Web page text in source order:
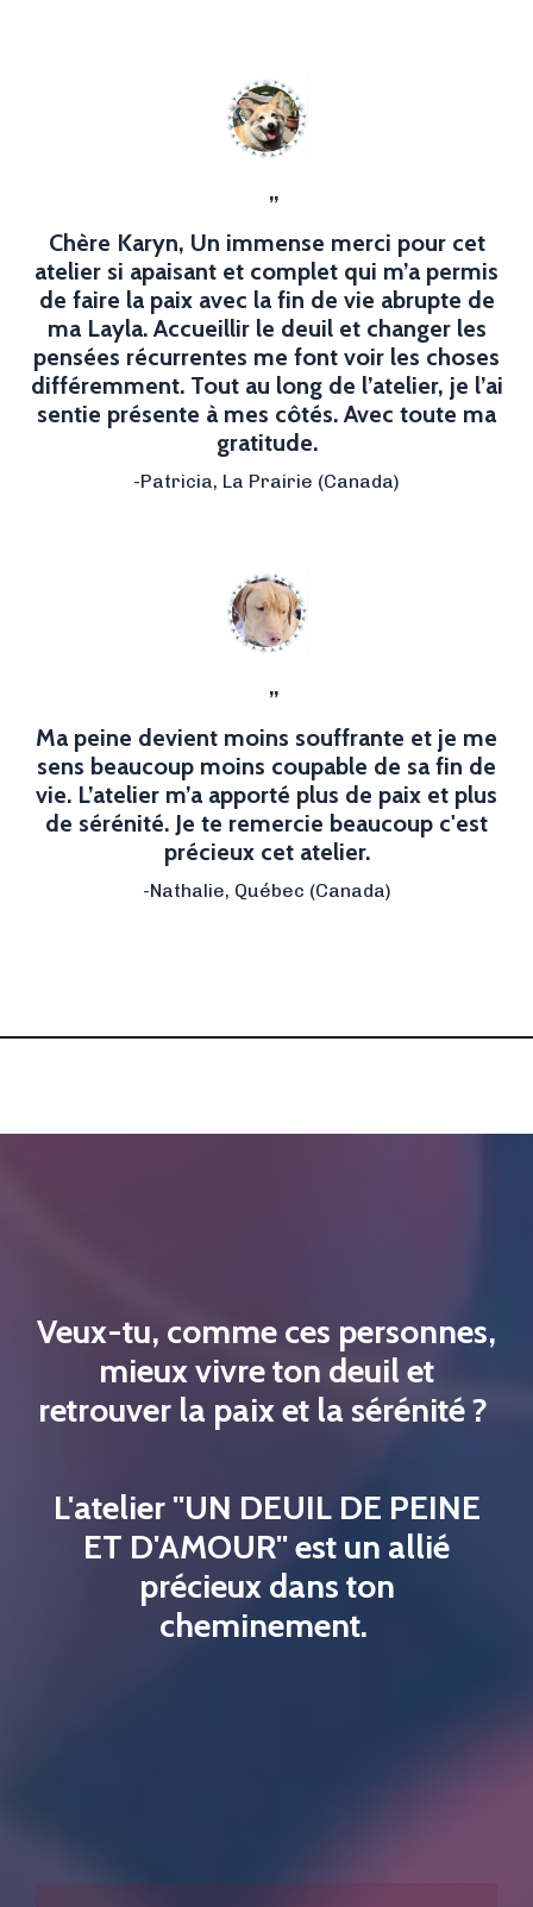
”
Chère Karyn, Un immense merci pour cet
atelier si apaisant et complet qui m’a permis
de faire la paix avec la fin de vie abrupte de
ma Layla. Accueillir le deuil et changer les
pensées récurrentes me font voir les choses
différemment. Tout au long de l’atelier, je l’ai
sentie présente à mes côtés. Avec toute ma
gratitude.
-Patricia, La Prairie (Canada)
”
Ma peine devient moins souffrante et je me
sens beaucoup moins coupable de sa fin de
vie. L’atelier m’a apporté plus de paix et plus
de sérénité. Je te remercie beaucoup c'est
précieux cet atelier.
-Nathalie, Québec (Canada)
Veux-tu, comme ces personnes,
mieux vivre ton deuil et
retrouver la paix et la sérénité ?
L'atelier ''UN DEUIL DE PEINE
ET D'AMOUR'' est un allié
précieux dans ton
cheminement.